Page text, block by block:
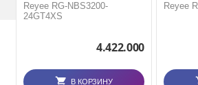
Reyee RG-NBS3200-
24GT4XS
4.422.000
В КОРЗИНУ
Reyee